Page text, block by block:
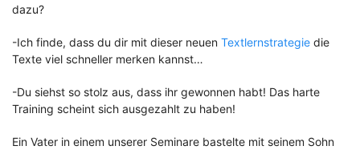
dazu?
-Ich finde, dass du dir mit dieser neuen Textlernstrategie die
Texte viel schneller merken kannst…
-Du siehst so stolz aus, dass ihr gewonnen habt! Das harte
Training scheint sich ausgezahlt zu haben!
Ein Vater in einem unserer Seminare bastelte mit seinem Sohn